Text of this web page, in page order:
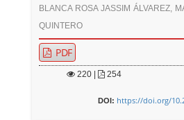
BLANCA ROSA JASSIM ÁLVAREZ,
QUINTERO
PDF
220 | 254
DOI: https://doi.org/